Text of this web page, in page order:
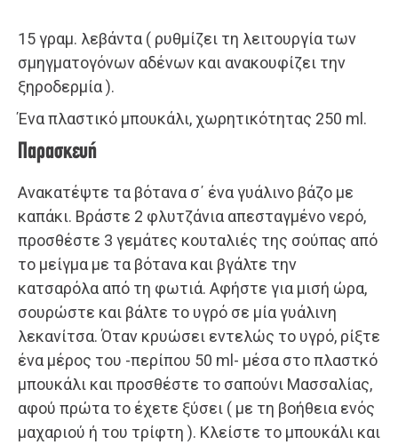
15 γραμ. λεβάντα ( ρυθμίζει τη λειτουργία των
σμηγματογόνων αδένων και ανακουφίζει την
ξηροδερμία ).
Ένα πλαστικό μπουκάλι, χωρητικότητας 250 ml.
Παρασκευή
Aνακατέψτε τα βότανα σ΄ ένα γυάλινο βάζο με
καπάκι. Bράστε 2 φλυτζάνια απεσταγμένο νερό,
προσθέστε 3 γεμάτες κουταλιές της σούπας από
το μείγμα με τα βότανα και βγάλτε την
κατσαρόλα από τη φωτιά. Αφήστε για μισή ώρα,
σουρώστε και βάλτε το υγρό σε μία γυάλινη
λεκανίτσα. Όταν κρυώσει εντελώς το υγρό, ρίξτε
ένα μέρος του -περίπου 50 ml- μέσα στο πλαστκό
μπουκάλι και προσθέστε το σαπούνι Mασσαλίας,
αφού πρώτα το έχετε ξύσει ( με τη βοήθεια ενός
μαχαριού ή του τρίφτη ). Kλείστε το μπουκάλι και